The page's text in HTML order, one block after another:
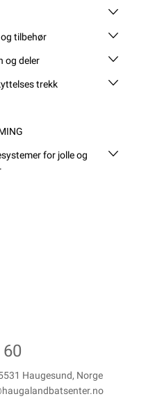
tilbehør
og deler
trekk
for jolle og
Haugesund, Norge